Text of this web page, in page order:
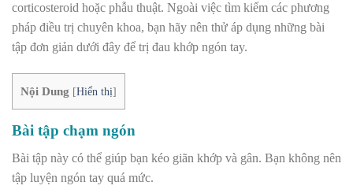
corticosteroid hoặc phẫu thuật. Ngoài việc tìm kiếm các phương
pháp điều trị chuyên khoa, bạn hãy nên thử áp dụng những bài
tập đơn giản dưới đây để trị đau khớp ngón tay.
Nội Dung [Hiển thị]
Bài tập chạm ngón
Bài tập này có thể giúp bạn kéo giãn khớp và gân. Bạn không nên
tập luyện ngón tay quá mức.